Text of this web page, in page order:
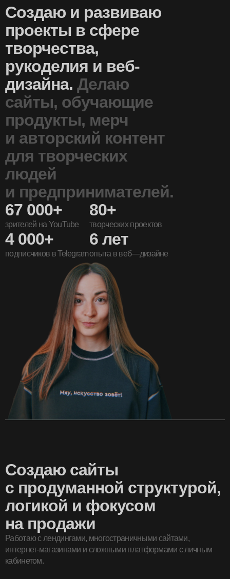
Cоздаю и развиваю
проекты в сфере
творчества,
рукоделия и веб-
дизайна. Делаю
сайты, обучающие
продукты, мерч
и авторский контент
для творческих
людей
и предпринимателей.
67 000+
зрителей на YouTube
4 000+
подписчиков в Telegram
80+
творческих проектов
6 лет
опыта в веб—дизайне
Создаю сайты
с продуманной структурой,
логикой и фокусом
на продажи
Работаю с лендингами, многостраничными сайтами,
интернет-магазинами и сложными платформами с личным
кабинетом.